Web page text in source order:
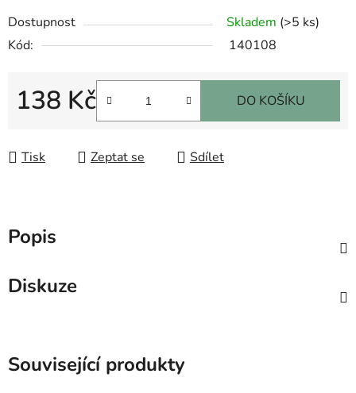
Dostupnost Skladem (>5 ks)
Kód:
140108
138 Kč DO KOŠÍKU
Tisk Zeptat se Sdílet
Popis
Diskuze
Související produkty